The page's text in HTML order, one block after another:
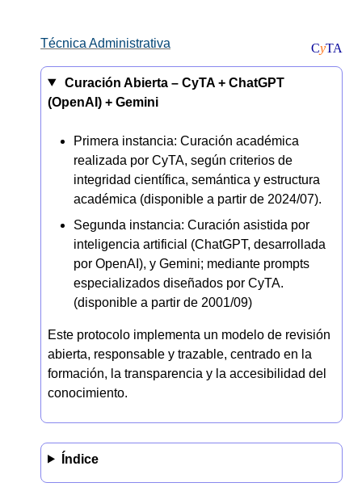
CyTA
Técnica Administrativa
Curación Abierta – CyTA+ ChatGPT
(OpenAI) + Gemini
Primera instancia: Curación académica
realizada por CyTA, según criterios de
integridad científica, semántica y estructura
académica (disponible a partir de 2024/07).
Segunda instancia: Curación asistida por
inteligencia artificial (ChatGPT, desarrollada
por OpenAI), y Gemini; mediante prompts
especializados diseñados por CyTA.
(disponible a partir de 2001/09)
Este protocolo implementa un modelo de revisión
abierta, responsable y trazable, centrado en la
formación, la transparencia y la accesibilidad del
conocimiento.
Índice